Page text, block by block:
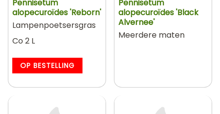
Pennisetum
alopecuroïdes 'Reborn'
Lampenpoetsersgras
Co 2 L
OP BESTELLING
Pennisetum
alopecuroïdes 'Black
Alvernee'
Meerdere maten